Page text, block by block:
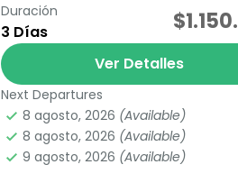
avistamiento de fauna pajareo
Orito, Putumayo, es un
santuario para los amantes del
avistamiento de aves. Con más
560 especies registradas, este
destino escondido en el sur...
Chigayaco,Corunta,K'uychi-Mila
Escondida ,Mayju, Sagy Ecolodge
Medio
Duración
3 Días
Ver Detalles
Next Departures
8 agosto, 2026 (Available)
8 agosto, 2026 (Available)
9 agosto, 2026 (Available)